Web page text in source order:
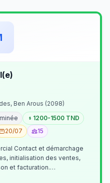
Ben Arous (2098)
1200-1500 TND
20/07 15
Contact et démarchage
initialisation des ventes,
et facturation.